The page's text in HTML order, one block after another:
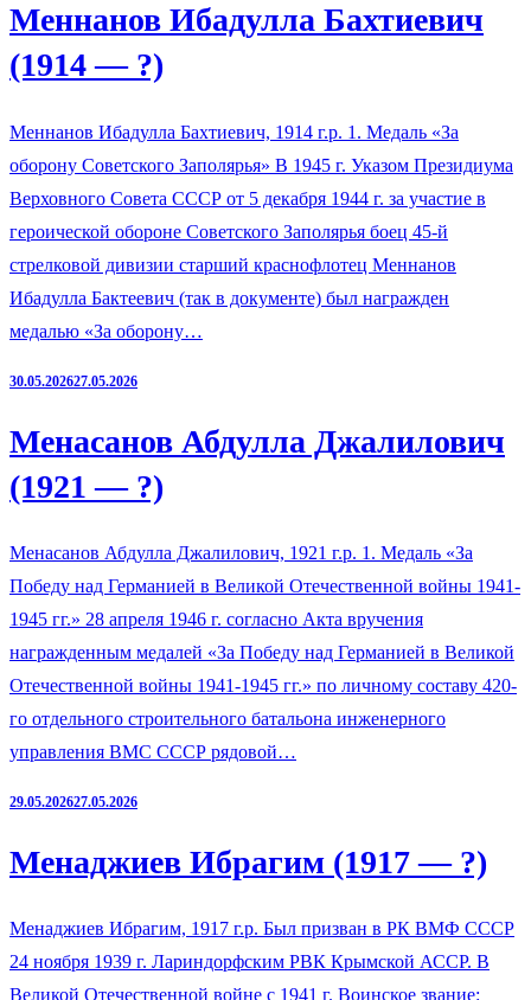
Меннанов Ибадулла Бахтиевич
(1914 — ?)
Меннанов Ибадулла Бахтиевич, 1914 г.р. 1. Медаль «За
оборону Советского Заполярья» В 1945 г. Указом Президиума
Верховного Совета СССР от 5 декабря 1944 г. за участие в
героической обороне Советского Заполярья боец 45-й
стрелковой дивизии старший краснофлотец Меннанов
Ибадулла Бактеевич (так в документе) был награжден
медалью «За оборону…
30.05.202627.05.2026
Менасанов Абдулла Джалилович
(1921 — ?)
Менасанов Абдулла Джалилович, 1921 г.р. 1. Медаль «За
Победу над Германией в Великой Отечественной войны 1941-
1945 гг.» 28 апреля 1946 г. согласно Акта вручения
награжденным медалей «За Победу над Германией в Великой
Отечественной войны 1941-1945 гг.» по личному составу 420-
го отдельного строительного батальона инженерного
управления ВМС СССР рядовой…
29.05.202627.05.2026
Менаджиев Ибрагим (1917 — ?)
Менаджиев Ибрагим, 1917 г.р. Был призван в РК ВМФ СССР
24 ноября 1939 г. Лариндорфским РВК Крымской АССР. В
Великой Отечественной войне с 1941 г. Воинское звание: